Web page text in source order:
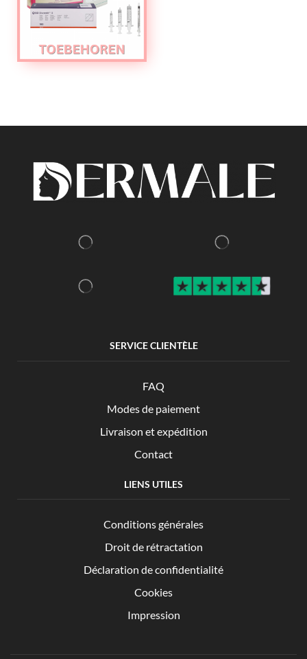
SERVICE CLIENTÈLE
FAQ
Modes de paiement
Livraison et expédition
Contact
LIENS UTILES
Conditions générales
Droit de rétractation
Déclaration de confidentialité
Cookies
Impression